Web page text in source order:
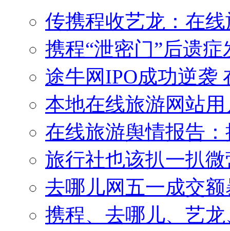
传携程收艺龙：在
携程“泄密门”后遗
途牛网IPO成功逆袭
本地在线旅游网站
在线旅游舆情报告
旅行社也该扒一扒
去哪儿网五一成交
携程、去哪儿、艺